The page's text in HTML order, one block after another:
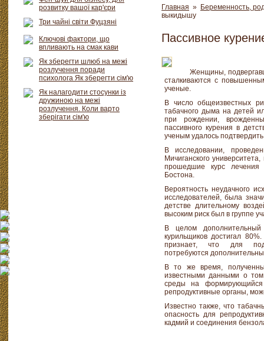
Главная » Беременность,
выкидышу
Пассивное
Женщины,
сталкиваются с
ученые.
В число общеизвестных
табачного дыма на детей
при рождении,
пассивного курения в
ученым удалось
В исследовании,
Мичиганского
прошедшие курс лечения
Бостона.
Вероятность неудачного
исследователей, была
детстве длительному
высоким риск был в группе
В целом
курильщиков достигал
признает, что для
потребуются
В то же время,
известными данными о
среды на
репродуктивные органы,
Известно также, что
опасность для
кадмий и соединения
розвитку вашої кар'єри
Три чайні світи Фуцзяні
Ключові фактори, що
впливають на смак кави
Як зберегти шлюб на межі
розлучення поради
психолога Як зберегти сім'ю
Як налагодити стосунки із
дружиною на межі
розлучення. Коли варто
зберігати сім'ю